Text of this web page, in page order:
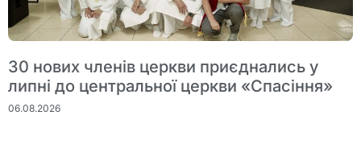
30 нових членів церкви приєднались у
липні до центральної церкви «Спасіння»
06.08.2026